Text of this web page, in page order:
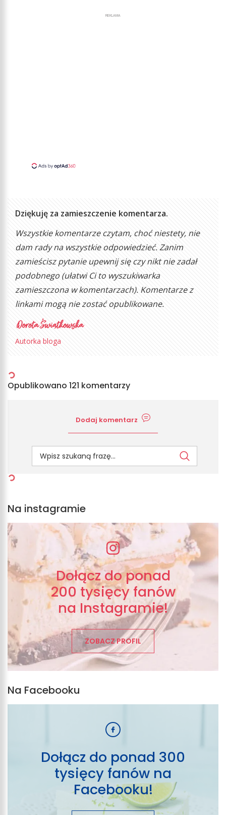
REKLAMA
Dziękuję za zamieszczenie komentarza.
Wszystkie komentarze czytam, choć niestety, nie
dam rady na wszystkie odpowiedzieć. Zanim
zamieścisz pytanie upewnij się czy nikt nie zadał
podobnego (ułatwi Ci to wyszukiwarka
zamieszczona w komentarzach). Komentarze z
linkami mogą nie zostać opublikowane.
Autorka bloga
Opublikowano 121 komentarzy
Dodaj komentarz
Na instagramie
Dołącz do ponad
200 tysięcy fanów
na Instagramie!
ZOBACZ PROFIL
Na Facebooku
Dołącz do ponad 300
tysięcy fanów na
Facebooku!